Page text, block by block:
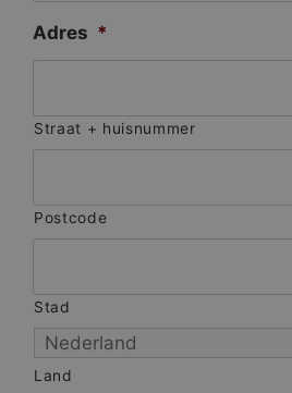
Adres *
Straat + huisnummer
Postcode
Stad
Land